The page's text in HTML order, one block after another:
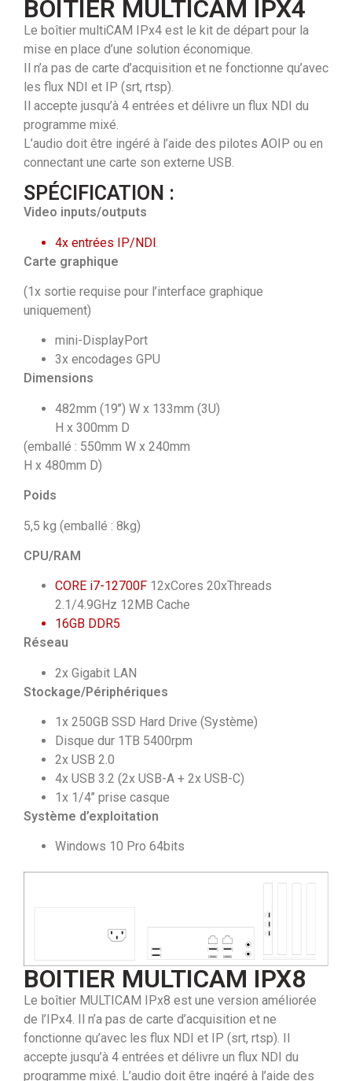
BOÎTIER MULTICAM IPX4
Le boîtier multiCAM IPx4 est le kit de départ pour la
mise en place d’une solution économique.
Il n’a pas de carte d’acquisition et ne fonctionne qu’avec
les flux NDI et IP (srt, rtsp).
Il accepte jusqu’à 4 entrées et délivre un flux NDI du
programme mixé.
L’audio doit être ingéré à l’aide des pilotes AOIP ou en
connectant une carte son externe USB.
SPÉCIFICATION :
Video inputs/outputs
4x entrées IP/NDI
Carte graphique
(1x sortie requise pour l’interface graphique
uniquement)
mini-DisplayPort
3x encodages GPU
Dimensions
482mm (19’’) W x 133mm (3U)
H x 300mm D
(emballé : 550mm W x 240mm
H x 480mm D)
Poids
5,5 kg (emballé : 8kg)
CPU/RAM
CORE i7-12700F 12xCores 20xThreads
2.1/4.9GHz 12MB Cache
16GB DDR5
Réseau
2x Gigabit LAN
Stockage/Périphériques
1x 250GB SSD Hard Drive (Système)
Disque dur 1TB 5400rpm
2x USB 2.0
4x USB 3.2 (2x USB-A + 2x USB-C)
1x 1/4’’ prise casque
Système d’exploitation
Windows 10 Pro 64bits
BOITIER MULTICAM IPX8
Le boîtier MULTICAM IPx8 est une version améliorée
de l’IPx4. Il n’a pas de carte d’acquisition et ne
fonctionne qu’avec les flux NDI et IP (srt, rtsp). Il
accepte jusqu’à 4 entrées et délivre un flux NDI du
programme mixé. L’audio doit être ingéré à l’aide des